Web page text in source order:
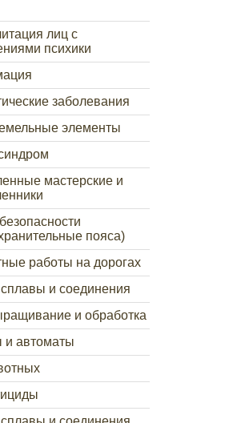
лиц с
психики
заболевания
элементы
мастерские и
пояса)
работы на дорогах
и соединения
и обработка
и автоматы